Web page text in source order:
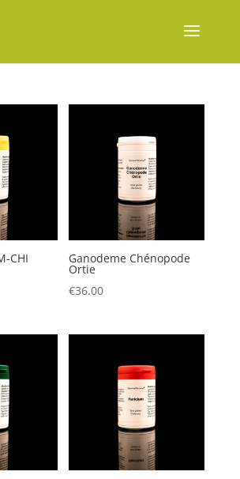
CHI
Ganodeme Chénopode
Ortie
€36.00